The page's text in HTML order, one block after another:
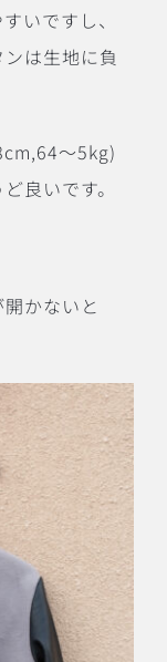
いですし、
は生地に負
〜5kg)
良いです。
かないと